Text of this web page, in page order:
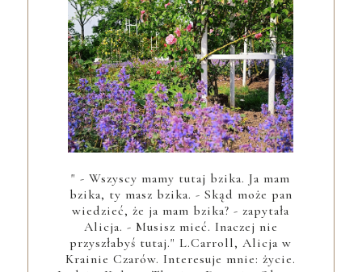
" - Wszyscy mamy tutaj bzika. Ja mam
bzika, ty masz bzika. - Skąd może pan
wiedzieć, że ja mam bzika? - zapytała
Alicja. - Musisz mieć. Inaczej nie
przyszłabyś tutaj." L.Carroll, Alicja w
Krainie Czarów. Interesuje mnie: życie.